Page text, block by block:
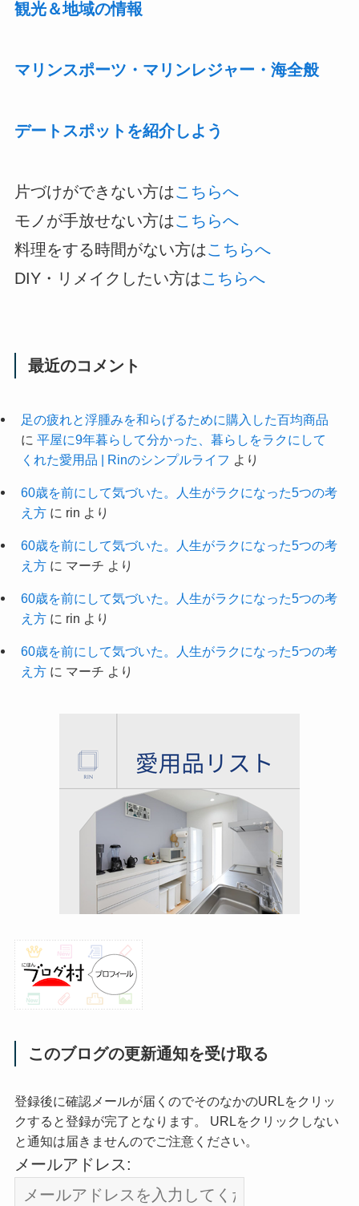
観光＆地域の情報
マリンスポーツ・マリンレジャー・海全般
デートスポットを紹介しよう
片づけができない方はこちらへ
モノが手放せない方はこちらへ
料理をする時間がない方はこちらへ
DIY・リメイクしたい方はこちらへ
最近のコメント
足の疲れと浮腫みを和らげるために購入した百均商品
に 平屋に9年暮らして分かった、暮らしをラクにして
くれた愛用品 | Rinのシンプルライフ より
60歳を前にして気づいた。人生がラクになった5つの考
え方に rin より
60歳を前にして気づいた。人生がラクになった5つの考
え方に マーチ より
60歳を前にして気づいた。人生がラクになった5つの考
え方に rin より
60歳を前にして気づいた。人生がラクになった5つの考
え方に マーチ より
このブログの更新通知を受け取る
登録後に確認メールが届くのでそのなかのURLをクリッ
クすると登録が完了となります。 URLをクリックしない
と通知は届きませんのでご注意ください。
メールアドレス: